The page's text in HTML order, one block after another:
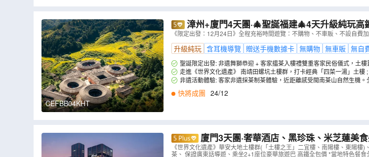
CEFBB04KHT
漳州+廈門4天團·🎄聖誕福建🎄4天升級純玩
坑土樓群、田中賦土樓群（夯土體驗）、DIY小土
樓煙花篝火晚會🎆、鼓浪嶼、中山路（
《限定出發：12月24日》全程充裕時間遊覽：不購物、不車販、不設自費
升級純玩 含耳機導覽 贈送手機數據卡 無購物 無車販 無自
聖誕限定出發: 非遺舞獅恭迎 + 客家擂茶入樓禮雙重客家民俗儀式，土
走進《世界文化遺產》 南靖田螺坑土樓群，打卡經典「四菜一湯」土樓
非遺活動體驗: 客家非遺採茶制茶體驗，近距離感受閩南茶山自然生機
Y親手製作小土樓模型，從中了解土樓的建築特色及技藝，更可將土樓上色
快將成團 24/12
廈門3天團·奢華酒店、黑珍珠、米芝蓮美
遇‧福建薈館】【黑珍珠一鑽~CHIC1699遠洋私
《世界文化遺產》華安大地土樓群(「土樓之王」二宜樓、南陽樓、東陽樓
茶、 保證廣東話導遊、乘坐2+1座位豪華旅遊巴 高鐵全包價 *當地特色餐